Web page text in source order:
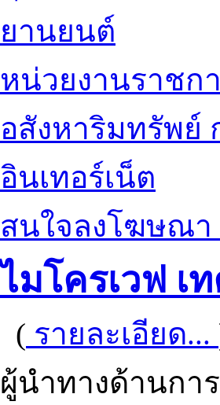
ยานยนต์
หน่วยงานราชก
อสังหาริมทรัพย์
อินเทอร์เน็ต
สนใจลงโฆษณา
ไมโครเวฟ เ
( รายละเอียด...
ผู้นำทางด้านกา